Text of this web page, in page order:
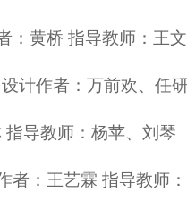
：黄桥 指导教师：王
计作者：万前欢、任
指导教师：杨苹、刘琴
者：王艺霖 指导教师